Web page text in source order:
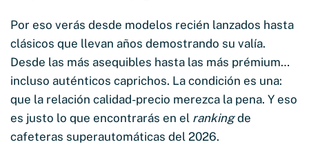
Por eso verás desde modelos recién lanzados hasta
clásicos que llevan años demostrando su valía.
Desde las más asequibles hasta las más prémium…
incluso auténticos caprichos. La condición es una:
que la relación calidad-precio merezca la pena. Y eso
es justo lo que encontrarás en el rankingde
cafeteras superautomáticas del 2026.